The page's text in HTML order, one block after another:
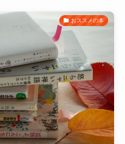
おススメの本